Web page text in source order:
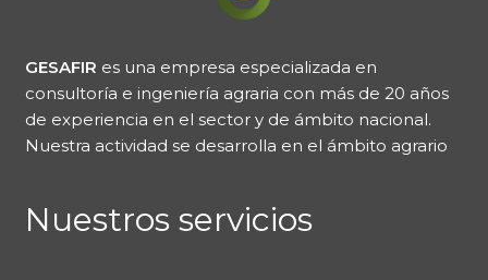
GESAFIR es una empresa especializada en
consultoría e ingeniería agraria con más de 20 años
de experiencia en el sector y de ámbito nacional.
Nuestra actividad se desarrolla en el ámbito agrario
Nuestros servicios